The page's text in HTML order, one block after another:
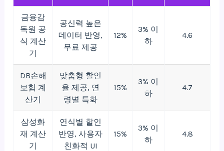
금융감
독원 공
식 계산
기
공신력 높은
데이터 반영,
무료 제공
12%
3% 이
하
4.6
DB손해
보험 계
산기
맞춤형 할인
율 제공, 연
령별 특화
15%
3% 이
하
4.7
삼성화
재 계산
기
연식별 할인
반영, 사용자
친화적 UI
15%
3% 이
하
4.8